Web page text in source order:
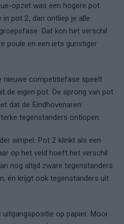
opzet was een hogere pot
pot 2, dan ontliep je alle
Dat kon het verschil
poule en een iets gunstiger
nieuwe competitiefase speelt
de eigen pot. De sprong van pot
dat de Eindhovenaren
tegenstanders ontlopen.
simpel. Pot 2 klinkt als een
op het veld hoeft het verschil
nog altijd zware tegenstanders
én krijgt ook tegenstanders uit
op papier. Mooi